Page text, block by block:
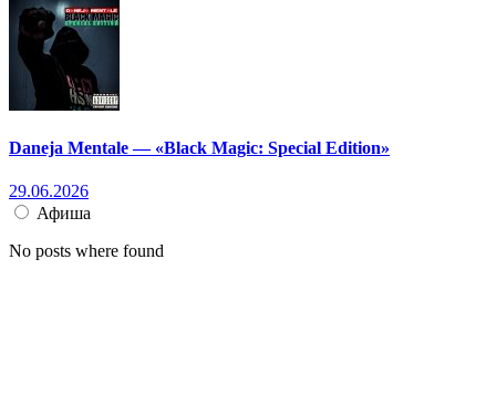
Daneja Mentale — «Black Magic: Special Edition»
29.06.2026
Афиша
No posts where found